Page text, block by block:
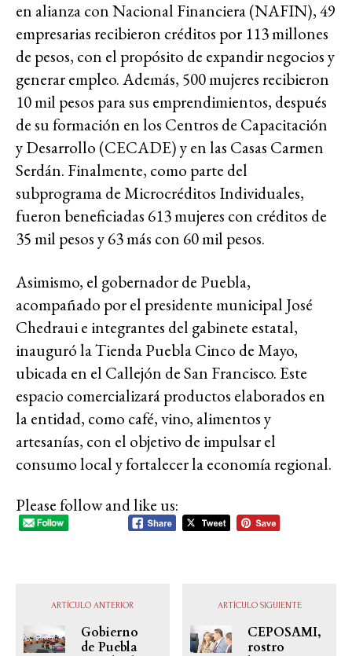
en alianza con Nacional Financiera (NAFIN), 49
empresarias recibieron créditos por 113 millones
de pesos, con el propósito de expandir negocios y
generar empleo. Además, 500 mujeres recibieron
10 mil pesos para sus emprendimientos, después
de su formación en los Centros de Capacitación
y Desarrollo (CECADE) y en las Casas Carmen
Serdán. Finalmente, como parte del
subprograma de Microcréditos Individuales,
fueron beneficiadas 613 mujeres con créditos de
35 mil pesos y 63 más con 60 mil pesos.
Asimismo, el gobernador de Puebla,
acompañado por el presidente municipal José
Chedraui e integrantes del gabinete estatal,
inauguró la Tienda Puebla Cinco de Mayo,
ubicada en el Callejón de San Francisco. Este
espacio comercializará productos elaborados en
la entidad, como café, vino, alimentos y
artesanías, con el objetivo de impulsar el
consumo local y fortalecer la economía regional.
Please follow and like us:
ARTÍCULO ANTERIOR
Gobierno
de Puebla
ARTÍCULO SIGUIENTE
CEPOSAMI,
rostro